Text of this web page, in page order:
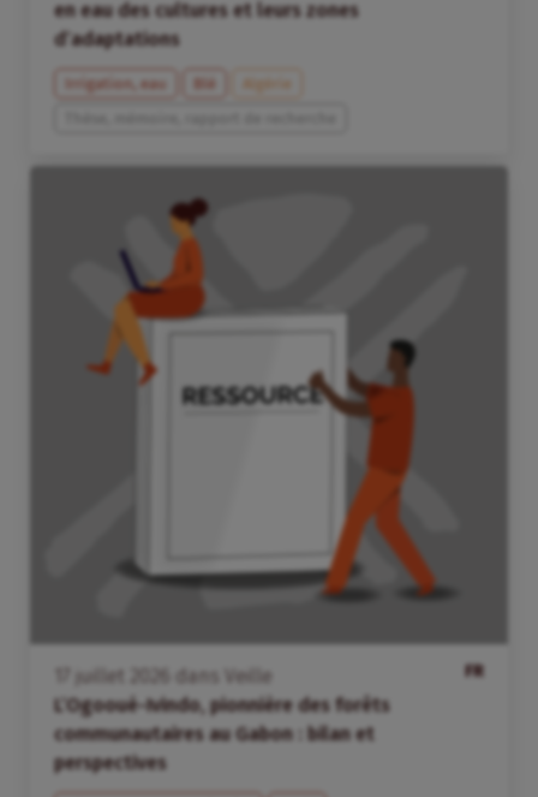
en eau des cultures et leurs zones
d’adaptations
Irrigation, eau Blé
Algérie
FR
juillet dans
Veille
L’Ogooué-Ivindo, pionnière des forêts
communautaires au Gabon : bilan et
perspectives